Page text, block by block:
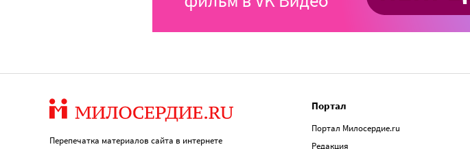
Перепечатка материалов сайта в интернете
Портал
Портал Милосердие.ru
Редакция